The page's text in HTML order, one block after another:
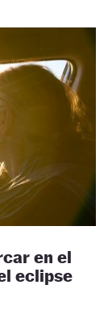
en el
eclipse